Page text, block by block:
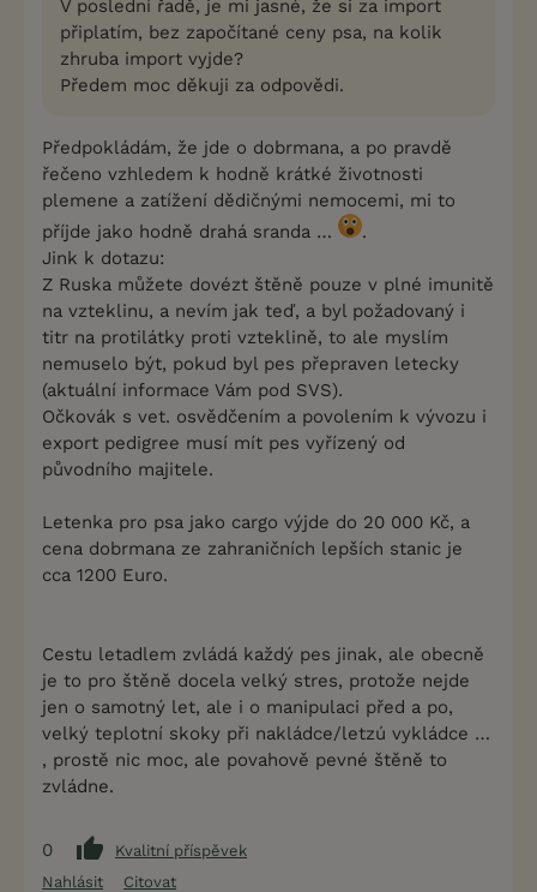
V poslední řadě, je mi jasné, že si za import
připlatím, bez započítané ceny psa, na kolik
zhruba import vyjde?
Předem moc děkuji za odpovědi.
Předpokládám, že jde o dobrmana, a po pravdě
řečeno vzhledem k hodně krátké životnosti
plemene a zatížení dědičnými nemocemi, mi to
příjde jako hodně drahá sranda …
.
Jink k dotazu:
Z Ruska můžete dovézt štěně pouze v plné imunitě
na vzteklinu, a nevím jak teď, a byl požadovaný i
titr na protilátky proti vzteklině, to ale myslím
nemuselo být, pokud byl pes přepraven letecky
(aktuální informace Vám pod SVS).
Očkovák s vet. osvědčením a povolením k vývozu i
export pedigree musí mít pes vyřízený od
původního majitele.
Letenka pro psa jako cargo výjde do 20 000 Kč, a
cena dobrmana ze zahraničních lepších stanic je
cca 1200 Euro.
Cestu letadlem zvládá každý pes jinak, ale obecně
je to pro štěně docela velký stres, protože nejde
jen o samotný let, ale i o manipulaci před a po,
velký teplotní skoky při nakládce/letzú vykládce …
, prostě nic moc, ale povahově pevné štěně to
zvládne.
0
Kvalitní příspěvek
Nahlásit
Citovat